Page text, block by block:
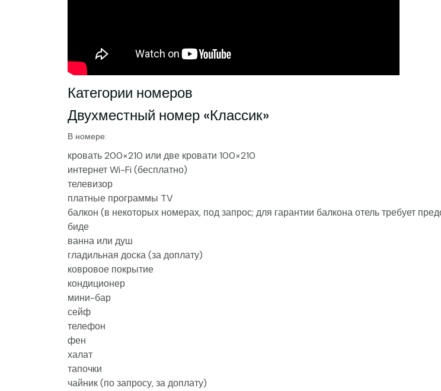
Категории номеров
Двухместный номер «Классик»
В номере:
кровать 200×210 или две кровати 100×210
интернет Wi-Fi (бесплатно)
телевизор
платные программы TV
балкон (в некоторых номерах, под запрос; для гарантии балкона отель требует
биде
ванна или душ
гладильная доска (за доплату)
ковровое покрытие
кондиционер
мини-бар
сейф
телефон
фен
халат
тапочки
чайник (по запросу, за доплату)